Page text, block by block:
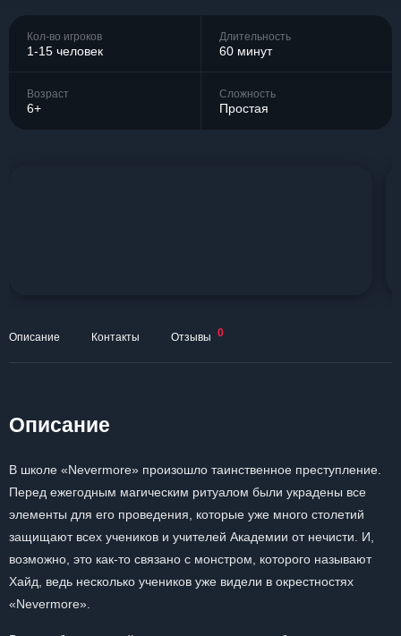
Кол-во игроков
1-15 человек
Длительность
60 минут
Возраст
6+
Сложность
Простая
Описание Контакты Отзывы 0
Описание
В школе «Nevermore» произошло таинственное преступление.
Перед ежегодным магическим ритуалом были украдены все
элементы для его проведения, которые уже много столетий
защищают всех учеников и учителей Академии от нечисти. И,
возможно, это как-то связано с монстром, которого называют
Хайд, ведь несколько учеников уже видели в окрестностях
«Nevermore».